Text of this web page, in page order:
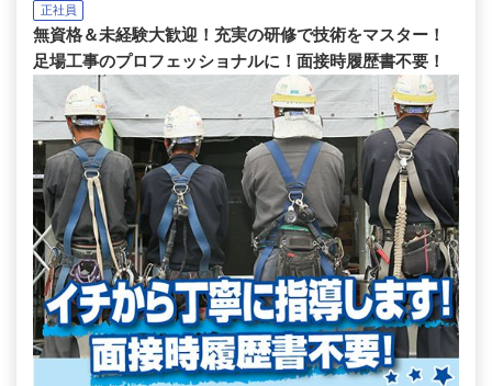
正社員
無資格＆未経験大歓迎！充実の研修で技術をマスター！
足場工事のプロフェッショナルに！面接時履歴書不要！